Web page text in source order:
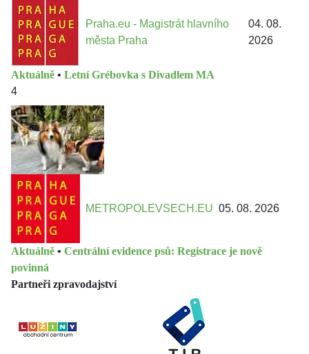
Praha.eu - Magistrát hlavního
města Praha
04. 08.
2026
Aktuálně • Letní Grébovka s Divadlem MA
4
METROPOLEVSECH.EU 05. 08. 2026
Aktuálně • Centrální evidence psů: Registrace je nově
povinná
Partneři zpravodajství